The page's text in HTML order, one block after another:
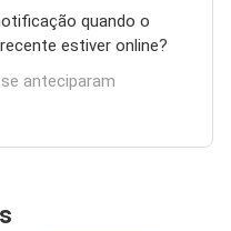
quando o
estiver online?
anteciparam